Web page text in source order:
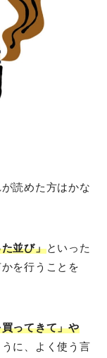
読めた方はかな
並び」といった
を行うことを
ってきて」や
に、よく使う言